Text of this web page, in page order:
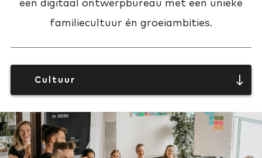
familiecultuur én groeiambities.
Cultuur